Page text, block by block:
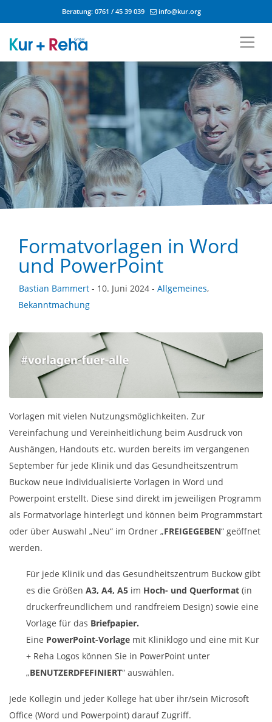
Beratung: 0761 / 45 39 039 info@kur.org
Formatvorlagen in Word
und PowerPoint
Bastian Bammert - 10. Juni 2024 - Allgemeines,
Bekanntmachung
Vorlagen mit vielen Nutzungsmöglichkeiten. Zur
Vereinfachung und Vereinheitlichung beim Ausdruck von
Aushängen, Handouts etc. wurden bereits im vergangenen
September für jede Klinik und das Gesundheitszentrum
Buckow neue individualisierte Vorlagen in Word und
Powerpoint erstellt. Diese sind direkt im jeweiligen Programm
als Formatvorlage hinterlegt und können beim Programmstart
oder über Auswahl „Neu“ im Ordner „FREIGEGEBEN“ geöffnet
werden.
Für jede Klinik und das Gesundheitszentrum Buckow gibt
es die Größen A3, A4, A5 im Hoch- und Querformat (in
druckerfreundlichem und randfreiem Design) sowie eine
Vorlage für das Briefpapier.
Eine PowerPoint-Vorlage mit Kliniklogo und eine mit Kur
+ Reha Logos können Sie in PowerPoint unter
„BENUTZERDFEFINIERT“ auswählen.
Jede Kollegin und jeder Kollege hat über ihr/sein Microsoft
Office (Word und Powerpoint) darauf Zugriff.